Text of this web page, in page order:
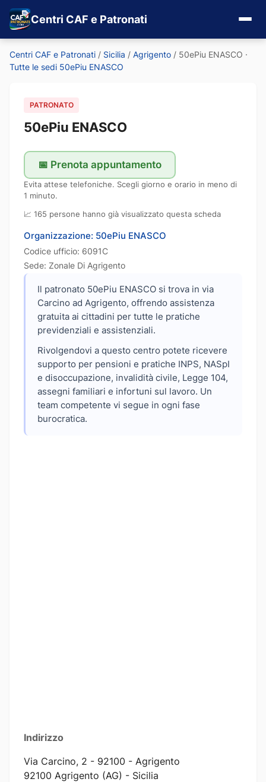
Centri CAF e Patronati
Centri CAF e Patronati / Sicilia / Agrigento / 50ePiu ENASCO ·
Tutte le sedi 50ePiu ENASCO
PATRONATO
50ePiu ENASCO
📅 Prenota appuntamento
Evita attese telefoniche. Scegli giorno e orario in meno di
1 minuto.
📈 165 persone hanno già visualizzato questa scheda
Organizzazione: 50ePiu ENASCO
Codice ufficio: 6091C
Sede: Zonale Di Agrigento
Il patronato 50ePiu ENASCO si trova in via
Carcino ad Agrigento, offrendo assistenza
gratuita ai cittadini per tutte le pratiche
previdenziali e assistenziali.
Rivolgendovi a questo centro potete ricevere
supporto per pensioni e pratiche INPS, NASpI
e disoccupazione, invalidità civile, Legge 104,
assegni familiari e infortuni sul lavoro. Un
team competente vi segue in ogni fase
burocratica.
Indirizzo
Via Carcino, 2 - 92100 - Agrigento
92100 Agrigento (AG) - Sicilia